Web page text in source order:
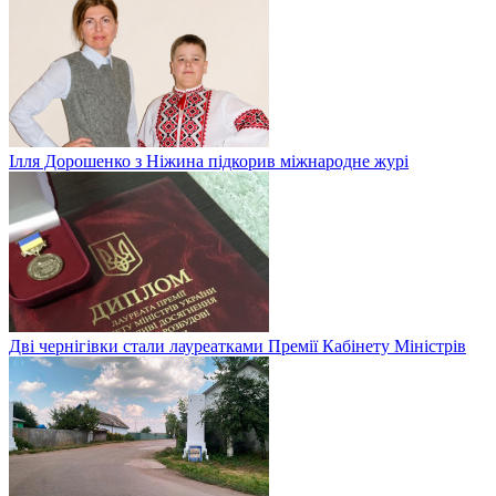
Ілля Дорошенко з Ніжина підкорив міжнародне журі
Дві чернігівки стали лауреатками Премії Кабінету Міністрів